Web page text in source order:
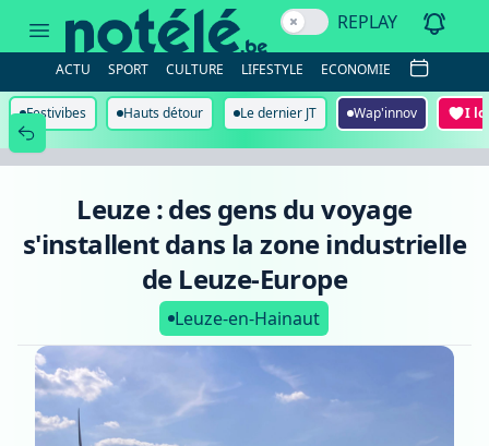
voyage
s'installent
dans
la
zone
Europe
REPLAY
ACTU SPORT CULTURE LIFESTYLE ECONOMIE
Festivibes Hauts détour Le dernier JT Wap'innov I
Leuze : des gens du voyage
s'installent dans la zone industrielle
de Leuze-Europe
Leuze-en-Hainaut